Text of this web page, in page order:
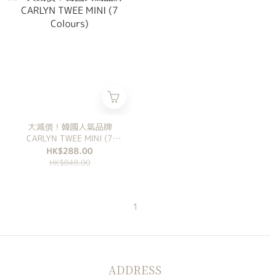
大減價！韓國人氣品牌
CARLYN TWEE MINI (7
Colours)
HK$288.00
HK$848.00
1
ADDRESS